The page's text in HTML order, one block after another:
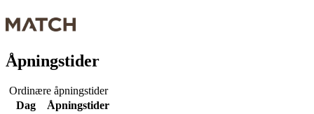
Åpningstider
Ordinære åpningstider
Dag
Åpningstider